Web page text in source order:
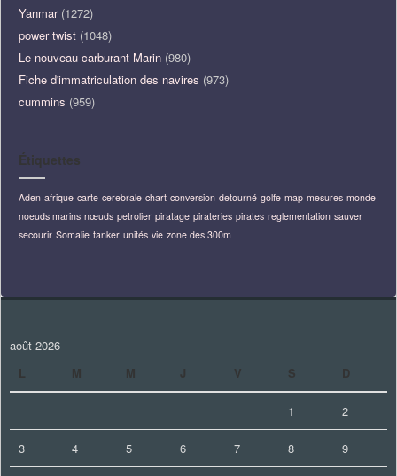
Yanmar(1272)
power twist (1048)
Le nouveau carburant Marin (980)
Fiche d'immatriculation des navires (973)
cummins (959)
Étiquettes
Aden afrique carte cerebrale chart conversion detourné golfe map mesures monde
noeuds marins nœuds petrolier piratage pirateries pirates reglementation sauver
secourir Somalie tanker unités vie zone des 300m
août 2026
L
M M J V S D
1 2
3 4 5 6 7 8 9